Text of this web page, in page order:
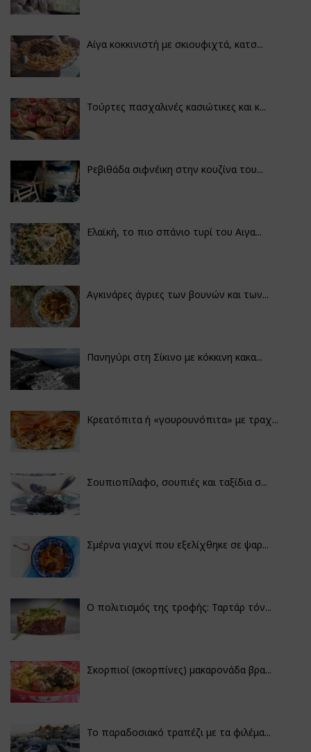
Αίγα κοκκινιστή με σκιουφιχτά, κατσ...
Τούρτες πασχαλινές κασιώτικες και κ...
Ρεβιθάδα σιφνέικη στην κουζίνα του...
Ελαϊκή, το πιο σπάνιο τυρί του Αιγα...
Αγκινάρες άγριες των βουνών και των...
Πανηγύρι στη Σίκινο με κόκκινη κακα...
Κρεατόπιτα ή «γουρουνόπιτα» με τραχ...
Σουπιοπίλαφο, σουπιές και ταξίδια σ...
Σμέρνα γιαχνί που εξελίχθηκε σε ψαρ...
Ο πολιτισμός της τροφής: Ταρτάρ τόν...
Σκορπιοί (σκορπίνες) μακαρονάδα βρα...
Το παραδοσιακό τραπέζι με τα φιλέμα...